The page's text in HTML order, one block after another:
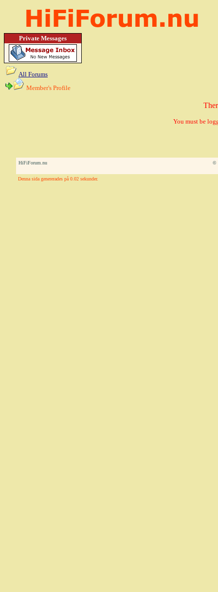
Private Messages
All Forums
Member's Profile
You must be
HiFiForum.nu ©
Denna sida genererades på 0.02 sekunder.